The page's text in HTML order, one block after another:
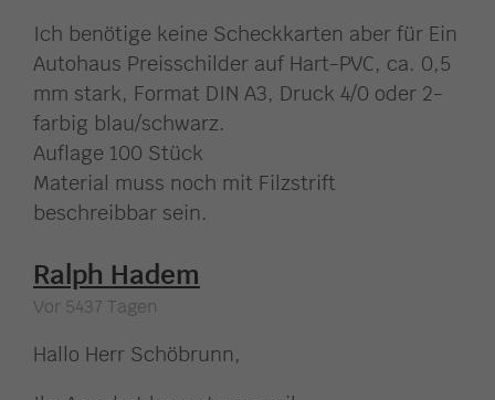
Ich benötige keine Scheckkarten aber für Ein
Autohaus Preisschilder auf Hart-PVC, ca. 0,5
mm stark, Format DIN A3, Druck 4/0 oder 2-
farbig blau/schwarz.
Auflage 100 Stück
Material muss noch mit Filzstrift
beschreibbar sein.
Ralph Hadem
Vor 5437 Tagen
Hallo Herr Schöbrunn,